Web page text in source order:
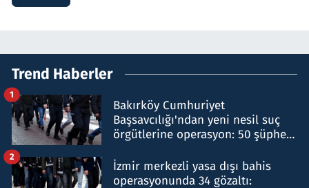
Trend Haberler
Bakırköy Cumhuriyet
Başsavcılığı'ndan yeni nesil suç
örgütlerine operasyon: 50 şüpheli
1
İzmir merkezli yasa dışı bahis
operasyonunda 34 gözaltı:
2